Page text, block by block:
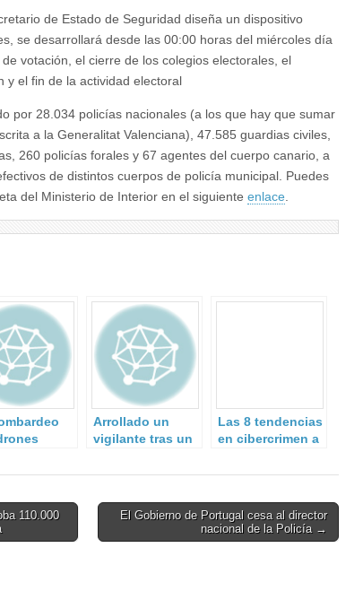
de Estado de Seguridad diseña un dispositivo
se desarrollará desde las 00:00 horas del miércoles día
votación, el cierre de los colegios electorales, el
y el fin de la actividad electoral
por 28.034 policías nacionales (a los que hay que sumar
a la Generalitat Valenciana), 47.585 guardias civiles,
260 policías forales y 67 agentes del cuerpo canario, a
de distintos cuerpos de policía municipal. Puedes
del Ministerio de Interior en el siguiente enlace.
de
en Siria.
Arrollado un
vigilante tras un
Las 8 tendencias
en cibercrimen a
según Europol.
110.000
El Gobierno de Portugal cesa al director
nacional de la Policía →